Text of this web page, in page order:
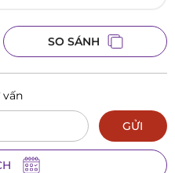
SO SÁNH
vấn
GỬI